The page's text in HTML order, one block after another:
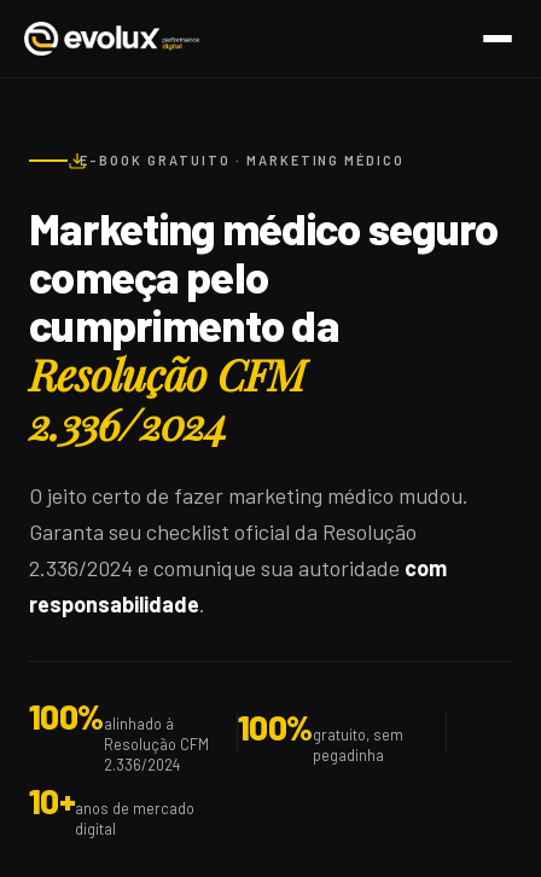
E-BOOK GRATUITO · MARKETING MÉDICO
Marketing médico seguro
começa pelo
cumprimento da
Resolução CFM
2.336/2024
O jeito certo de fazer marketing médico mudou.
Garanta seu checklist oficial da Resolução
2.336/2024 e comunique sua autoridade com
responsabilidade.
100%alinhado à
Resolução CFM
2.336/2024
100%gratuito, sem
pegadinha
10+anos de mercado
digital